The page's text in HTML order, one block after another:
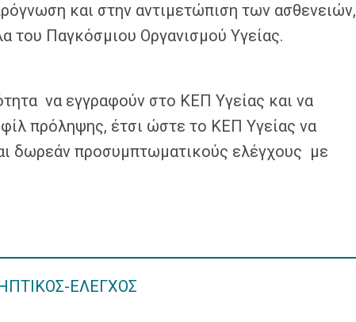
και στην αντιμετώπιση των ασθενειών,
Παγκόσμιου Οργανισμού Υγείας.
να εγγραφούν στο ΚΕΠ Υγείας και να
πρόληψης, έτσι ώστε το ΚΕΠ Υγείας να
δωρεάν προσυμπτωματικούς ελέγχους με
ΕΛΕΓΧΟΣ